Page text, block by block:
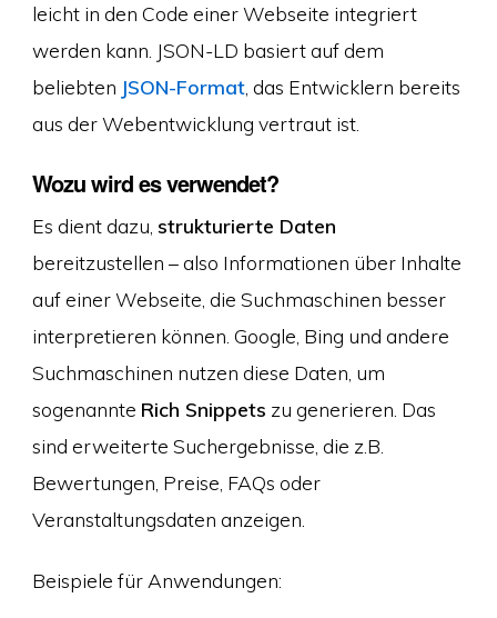
leicht in den Code einer Webseite integriert
werden kann. JSON-LD basiert auf dem
beliebten JSON-Format, das Entwicklern bereits
aus der Webentwicklung vertraut ist.
Wozu wird es verwendet?
Es dient dazu, strukturierte Daten
bereitzustellen – also Informationen über Inhalte
auf einer Webseite, die Suchmaschinen besser
interpretieren können. Google, Bing und andere
Suchmaschinen nutzen diese Daten, um
sogenannte Rich Snippets zu generieren. Das
sind erweiterte Suchergebnisse, die z.B.
Bewertungen, Preise, FAQs oder
Veranstaltungsdaten anzeigen.
Beispiele für Anwendungen: